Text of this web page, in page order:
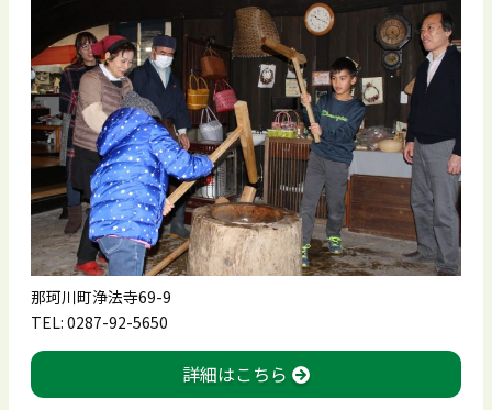
那珂川町浄法寺69-9
TEL: 0287-92-5650
詳細はこちら